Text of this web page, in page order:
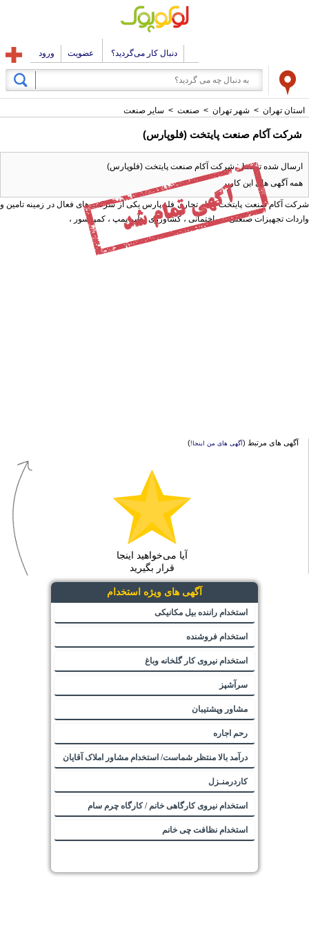
دنبال کار می‌گردید؟ عضویت ورود
استان تهران > شهر تهران > صنعت > سایر صنعت
شرکت آکام صنعت پایتخت (فلوپارس)
ارسال شده توسط : شرکت آکام صنعت پایتخت (فلوپارس)
همه آگهی های این کاربر
شرکت آکام صنعت پایتخت با نام تجاری فلو پارس یکی از شرکت های فعال در زمینه تامین و
واردات تجهیزات صنعتی ، ساختمانی ، کشاورزی نظیر پمپ ، کمپرسور ،
آگهی های مرتبط (آگهی های من اینجا!)
آیا می‌خواهید اینجا
قرار بگیرید
آگهی های ویژه استخدام
استخدام راننده بیل مکانیکی
استخدام فروشنده
استخدام نیروی کار گلخانه وباغ
سرآشپز
مشاور وپشتیبان
رحم اجاره
درآمد بالا منتظر شماست/ استخدام مشاور املاک آقایان
کاردرمنـزل
استخدام نیروی کارگاهی خانم / کارگاه چرم سام
استخدام نظافت چی خانم